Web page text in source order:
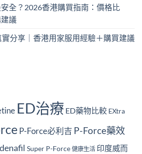
全？2026香港購買指南：價格比
議
分享｜香港用家服用經驗＋購買建議
ED治療 ED藥物比較 EXtra
P-Force必利吉 P-Force藥效
Super P-Force 健康生活 印度威而